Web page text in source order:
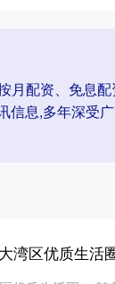
月配资、免息
信息,多年深受
湾区优质生活